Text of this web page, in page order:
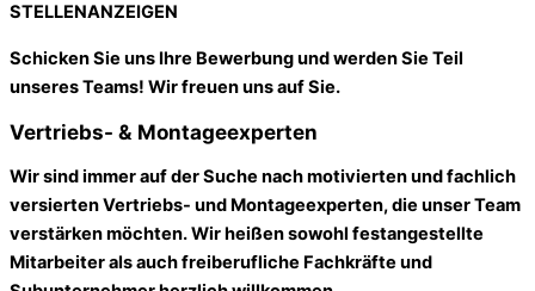
STELLENANZEIGEN
Schicken Sie uns Ihre Bewerbung und werden Sie Teil
unseres Teams! Wir freuen uns auf Sie.
Vertriebs- & Montageexperten
Wir sind immer auf der Suche nach motivierten und fachlich
versierten Vertriebs- und Montageexperten, die unser Team
verstärken möchten. Wir heißen sowohl festangestellte
Mitarbeiter als auch freiberufliche Fachkräfte und